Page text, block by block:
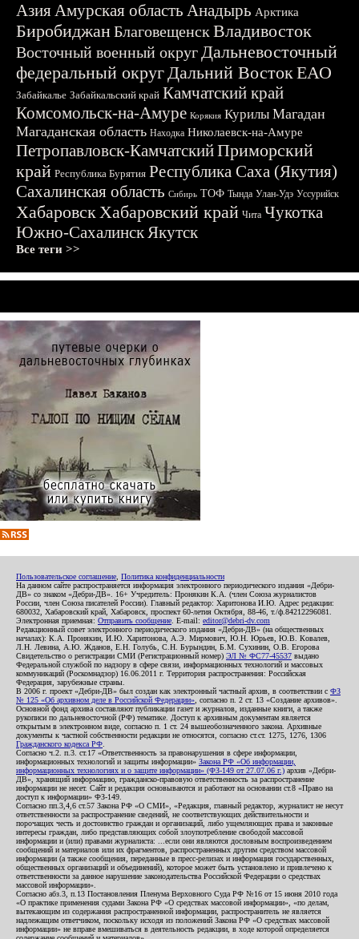
АзияАмурская область Анадырь Арктика
БиробиджанБлаговещенскВладивосток
Восточный военный округДальневосточный
федеральный округДальний ВостокЕАО
Забайкалье Забайкальский край Камчатский край
Комсомольск-на-Амуре Корякия Курилы Магадан
Магаданская область Находка Николаевск-на-Амуре
Петропавловск-КамчатскийПриморский
край Республика Бурятия Республика Саха (Якутия)
Сахалинская область Сибирь ТОФ Тында Улан-Удэ Уссурийск
ХабаровскХабаровский край Чита Чукотка
Южно-СахалинскЯкутск
Все теги >>
Пользовательское соглашение Политика конфиденциальности
На данном сайте распространяется информация электронного периодического издания «Дебри-
ДВ» со знаком «Дебри-ДВ». 16+ Учредитель: Пронякин К.А. (член Союза журналистов
России, член Союза писателей России). Главный редактор: Харитонова И.Ю. Адрес редакции:
680032, Хабаровский край, Хабаровск, проспект 60-летия Октября, 88-46, т./ф.84212296081.
Электронная приемная: Отправить сообщение . E-mail: editor@debri-dv.com
Редакционный совет электронного периодического издания «Дебри-ДВ» (на общественных
началах): К.А. Пронякин, И.Ю. Харитонова, А.Э. Мирмович, Ю.Н. Юрьев, Ю.В. Ковалев,
Л.Н. Левина, А.Ю. Жданов, Е.Н. Голубь, С.Н. Бурындин, Б.М. Сухинин, О.В. Егорова
Свидетельство о регистрации СМИ (Регистрационный номер) ЭЛ № ФС77-45537 выдано
Федеральной службой по надзору в сфере связи, информационных технологий и массовых
коммуникаций (Роскомнадзор) 16.06.2011 г. Территория распространения: Российская
Федерация, зарубежные страны.
В 2006 г. проект «Дебри-ДВ» был создан как электронный частный архив, в соответствии с ФЗ
№ 125 «Об архивном деле в Российской Федерации» , согласно п. 2 ст. 13 «Создание архивов».
Основной фонд архива составляют публикации газет и журналов, изданные книги, а также
рукописи по дальневосточной (РФ) тематике. Доступ к архивным документам является
открытым в электронном виде, согласно п. 1 ст. 24 вышеобозначенного закона. Архивные
документы к частной собственности редакции не относятся, согласно ст.ст. 1275, 1276, 1306
Гражданского кодекса РФ
Согласно ч.2. п.3. ст.17 «Ответственность за правонарушения в сфере информации,
информационных технологий и защиты информации» Закона РФ «Об информации,
информационных технологиях и о защите информации» (ФЗ-149 от 27.07.06 г.) архив «Дебри-
ДВ», хранящий информацию, гражданско-правовую ответственность за распространение
информации не несет. Сайт и редакция основываются и работают на основании ст.8 «Право на
доступ к информации» ФЗ-149.
Согласно пп.3,4,6 ст.57 Закона РФ «О СМИ», «Редакция, главный редактор, журналист не несут
ответственности за распространение сведений, не соответствующих действительности и
порочащих честь и достоинство граждан и организаций, либо ущемляющих права и законные
интересы граждан, либо представляющих собой злоупотребление свободой массовой
информации и (или) правами журналиста: ...если они являются дословным воспроизведением
сообщений и материалов или их фрагментов, распространенных другим средством массовой
информации (а также сообщения, переданные в пресс-релизах и информация государственных,
общественных организаций и объединений), которое может быть установлено и привлечено к
ответственности за данное нарушение законодательства Российской Федерации о средствах
массовой информации».
Согласно абз.3, п.13 Постановления Пленума Верховного Суда РФ №16 от 15 июня 2010 года
«О практике применения судами Закона РФ «О средствах массовой информации», «по делам,
вытекающим из содержания распространенной информации, распространитель не является
надлежащим ответчиком, поскольку исходя из положений Закона РФ «О средствах массовой
информации» не вправе вмешиваться в деятельность редакции, в ходе которой определяется